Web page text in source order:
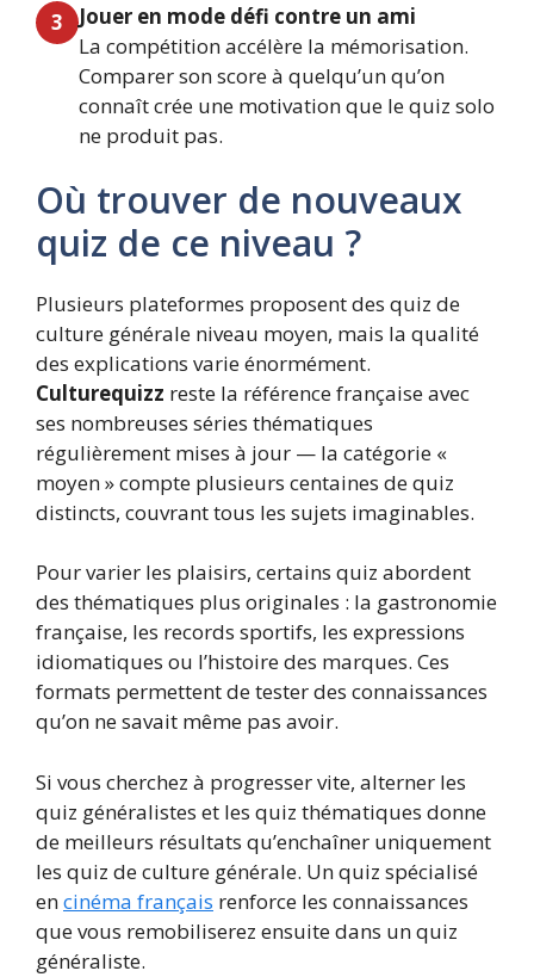
3
Jouer en mode défi contre un ami
La compétition accélère la mémorisation.
Comparer son score à quelqu’un qu’on
connaît crée une motivation que le quiz solo
ne produit pas.
Où trouver de nouveaux
quiz de ce niveau ?
Plusieurs plateformes proposent des quiz de
culture générale niveau moyen, mais la qualité
des explications varie énormément.
Culturequizz reste la référence française avec
ses nombreuses séries thématiques
régulièrement mises à jour — la catégorie «
moyen » compte plusieurs centaines de quiz
distincts, couvrant tous les sujets imaginables.
Pour varier les plaisirs, certains quiz abordent
des thématiques plus originales : la gastronomie
française, les records sportifs, les expressions
idiomatiques ou l’histoire des marques. Ces
formats permettent de tester des connaissances
qu’on ne savait même pas avoir.
Si vous cherchez à progresser vite, alterner les
quiz généralistes et les quiz thématiques donne
de meilleurs résultats qu’enchaîner uniquement
les quiz de culture générale. Un quiz spécialisé
encinéma français renforce les connaissances
que vous remobiliserez ensuite dans un quiz
généraliste.